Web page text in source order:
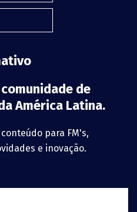
de
América Latina.
para FM's,
e inovação.